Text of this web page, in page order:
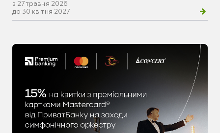
з 27 травня 2026
до 30 квітня 2027